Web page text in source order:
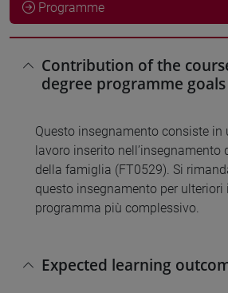
Programme
Contribution of the
degree programme goals
Questo insegnamento consiste in
lavoro inserito nell’insegnamento
della famiglia (FT0529). Si
questo insegnamento per ulteriori
programma più complessivo.
Expected learning